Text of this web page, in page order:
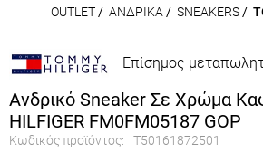
OUTLET / ΑΝΔΡΙΚΑ / SNEAKERS /
Επίσημος
Ανδρικό Sneaker Σε Χρώμα
HILFIGER FM0FM05187 GOP
Κωδικός προϊόντος:
T50161872501